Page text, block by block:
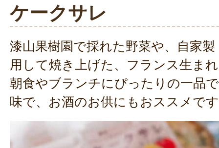
ケークサレ
漆山果樹園で採れた野菜や、自家
用して焼き上げた、フランス生ま
朝食やブランチにぴったりの一品
味で、お酒のお供にもおススメで